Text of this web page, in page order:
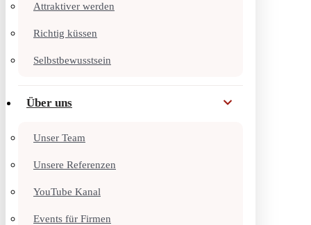
Attraktiver werden
Richtig küssen
Selbstbewusstsein
Über uns
Unser Team
Unsere Referenzen
YouTube Kanal
Events für Firmen